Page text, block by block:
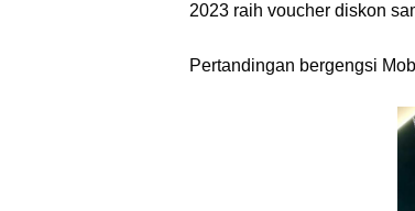
2023 raih voucher diskon
Pertandingan bergengsi